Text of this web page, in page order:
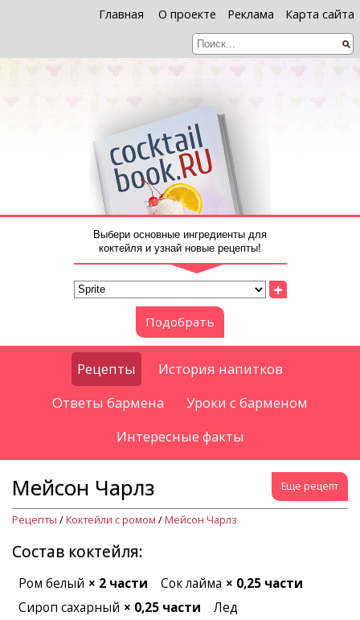
Главная О проекте Реклама Карта сайта
Выбери основные ингредиенты для
коктейля и узнай новые рецепты!
+
Подобрать
Рецепты
История напитков
Ответы бармена
Уроки с барменом
Интересные факты
Еще рецепт
Мейсон Чарлз
Рецепты /Коктейли с ромом /Мейсон Чарлз
Состав коктейля:
Ром белый × 2 части Сок лайма × 0,25 части
Сироп сахарный × 0,25 части Лед